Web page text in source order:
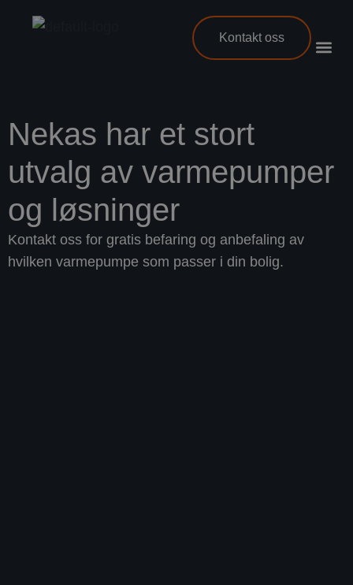
Kontakt oss
Nekas har et stort
utvalg av varmepumper
og løsninger
Kontakt oss for gratis befaring og anbefaling av
hvilken varmepumpe som passer i din bolig.